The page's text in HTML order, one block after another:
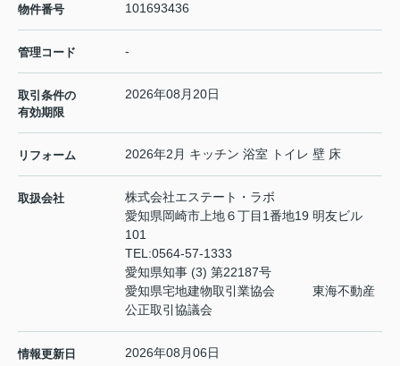
物件番号 101693436
管理コード -
取引条件の
有効期限
2026年08月20日
リフォーム 2026年2月 キッチン 浴室 トイレ 壁 床
取扱会社
株式会社エステート・ラボ
愛知県岡崎市上地６丁目1番地19 明友ビル
101
TEL:0564-57-1333
愛知県知事 (3) 第22187号
愛知県宅地建物取引業協会 東海不動産
公正取引協議会
情報更新日 2026年08月06日